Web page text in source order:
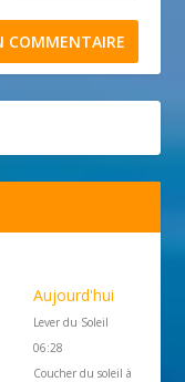
Aujourd'hui
Lever du Soleil
06:28
Coucher du soleil à